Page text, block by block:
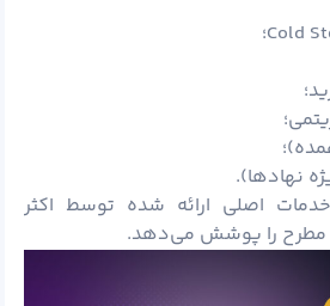
نهادها).
اصلی ارائه ‌شده توسط اکثر
مطرح را پوشش می‌دهد.